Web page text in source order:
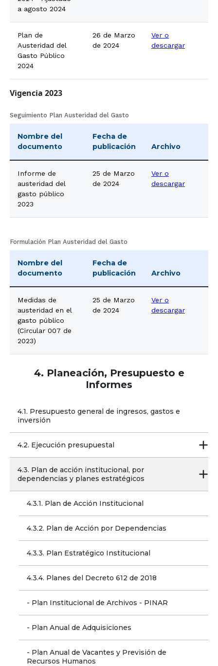
4. Planeación, Presupuesto e
Informes
4.1. Presupuesto general de ingresos, gastos e
inversión
4.2. Ejecución presupuestal
4.3. Plan de acción institucional, por
dependencias y planes estratégicos
4.3.1. Plan de Acción Institucional
4.3.2. Plan de Acción por Dependencias
4.3.3. Plan Estratégico Institucional
4.3.4. Planes del Decreto 612 de 2018
- Plan Institucional de Archivos - PINAR
- Plan Anual de Adquisiciones
- Plan Anual de Vacantes y Previsión de
Recursos Humanos
a agosto 2024
Plan de
Austeridad del
Gasto Público
2024
26 de Marzo
de 2024
Ver o
descargar
Vigencia 2023
Seguimiento Plan Austeridad del Gasto
Nombre del
documento
Fecha de
publicación
Archivo
Informe de
austeridad del
gasto público
2023
25 de Marzo
de 2024
Ver o
descargar
Formulación Plan Austeridad del Gasto
Nombre del
documento
Fecha de
publicación
Archivo
Medidas de
austeridad en el
gasto público
(Circular 007 de
2023)
25 de Marzo
de 2024
Ver o
descargar